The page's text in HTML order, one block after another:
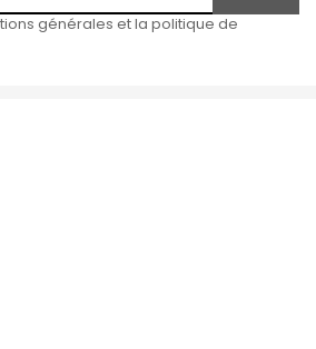
générales et la politique de